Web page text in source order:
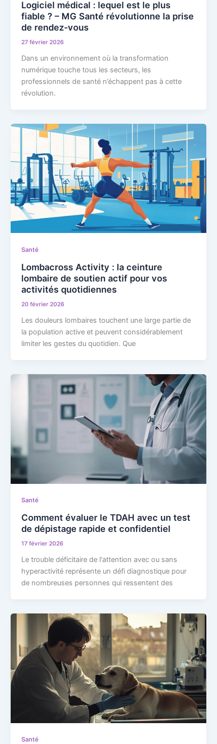
Logiciel médical : lequel est le plus
fiable ? – MG Santé révolutionne la prise
de rendez-vous
27 février 2026
Dans un environnement où la transformation
numérique touche tous les secteurs, les
professionnels de santé n’échappent pas à cette
révolution.
Santé
Lombacross Activity : la ceinture
lombaire de soutien actif pour vos
activités quotidiennes
20 février 2026
Les douleurs lombaires touchent une large partie de
la population active et peuvent considérablement
limiter les gestes du quotidien. Que
Santé
Comment évaluer le TDAH avec un test
de dépistage rapide et confidentiel
17 février 2026
Le trouble déficitaire de l'attention avec ou sans
hyperactivité représente un défi diagnostique pour
de nombreuses personnes qui ressentent des
Santé